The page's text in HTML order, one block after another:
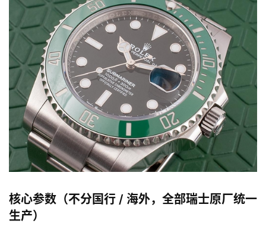
核心参数（不分国行 / 海外，全部瑞士原厂统一
生产）